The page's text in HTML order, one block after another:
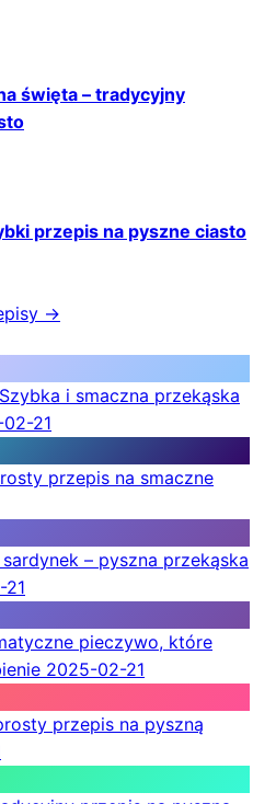
święta – tradycyjny
przepis na pyszne ciasto
→
i smaczna przekąska
21
przepis na smaczne
– pyszna przekąska
pieczywo, które
2025-02-21
przepis na pyszną